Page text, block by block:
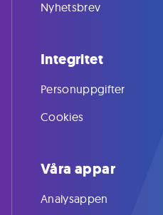
Nyhetsbrev
Integritet
Personuppgifter
Cookies
Våra appar
Analysappen